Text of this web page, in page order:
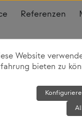
Referenzen
Website
bieten zu